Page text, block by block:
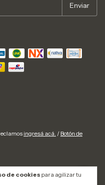
de cookies para agilizar tu
ingresá acá. / Botón de
- 2026. Todos los derechos